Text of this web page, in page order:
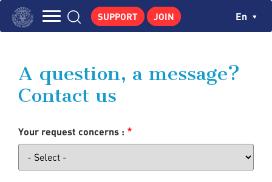
Skip
GEORGES POMPIDOU
CENTRE DE RECHERCHES
NEWS
SUPPORT JOIN En
A question, a message?
Contact us
Your request concerns :
Cookies management panel